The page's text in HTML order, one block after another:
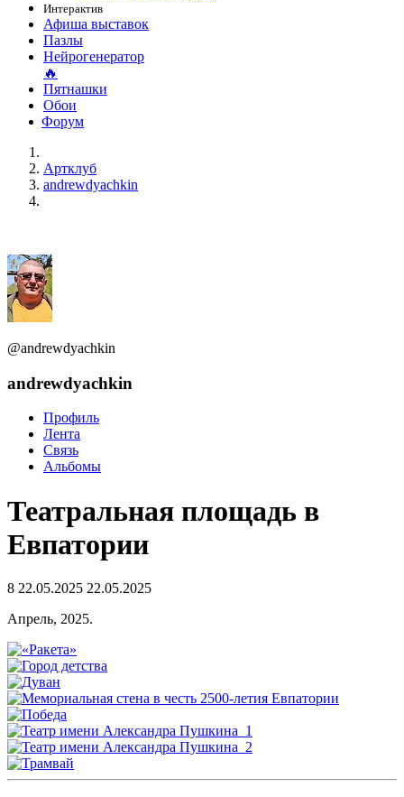
Интерактив
Афиша выставок
Пазлы
Нейрогенератор
🔥
Пятнашки
Обои
Форум
Артклуб
andrewdyachkin
@andrewdyachkin
andrewdyachkin
Профиль
Лента
Связь
Альбомы
Театральная площадь в
Евпатории
8 22.05.2025 22.05.2025
Апрель, 2025.